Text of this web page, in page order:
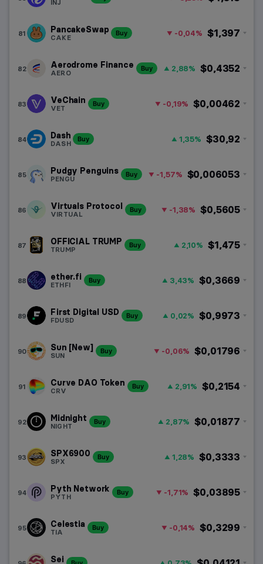
INJ
81 PancakeSwap
CAKE
Buy $1,397
-0,04%
82 Aerodrome Finance
AERO
Buy $0,4352
2,88%
83 VeChain
VET
Buy $0,00462
-0,19%
84 Dash
DASH
Buy $30,92
1,35%
85 Pudgy Penguins
PENGU
Buy $0,006053
-1,57%
86 Virtuals Protocol
VIRTUAL
Buy $0,5605
-1,38%
87 OFFICIAL TRUMP
TRUMP
Buy $1,475
2,10%
88 ether.fi
ETHFI
Buy $0,3669
3,43%
89 First Digital USD
FDUSD
Buy $0,9973
0,02%
90 Sun [New]
SUN
Buy $0,01796
-0,06%
91 Curve DAO Token
CRV
Buy $0,2154
2,91%
92 Midnight
NIGHT
Buy $0,01877
2,87%
93 SPX6900
SPX
Buy $0,3333
1,28%
94 Pyth Network
PYTH
Buy $0,03895
-1,71%
95 Celestia
TIA
Buy $0,3299
-0,14%
Sei